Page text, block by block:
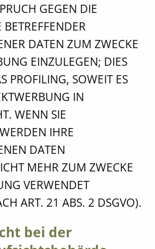
GEGEN DIE
DATEN ZUM ZWECKE
EINZULEGEN; DIES
PROFILING, SOWEIT ES
IN
WENN SIE
IHRE
DATEN
MEHR ZUM ZWECKE
VERWENDET
ART. 21 ABS. 2 DSGVO).
bei der